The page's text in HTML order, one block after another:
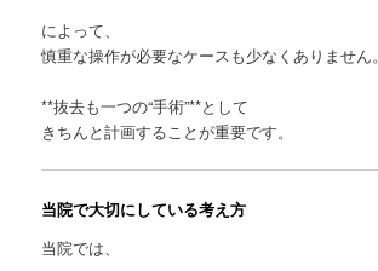
によって、
慎重な操作が必要なケースも少なくありません。
**抜去も一つの“手術”**として
きちんと計画することが重要です。
当院で大切にしている考え方
当院では、